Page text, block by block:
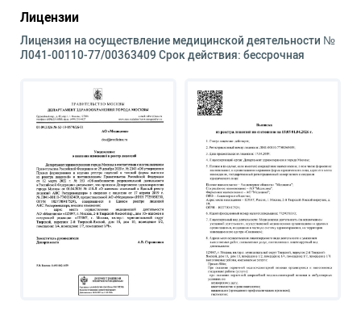
Лицензии
Лицензия на осуществление медицинской деятельности №
Л041-00110-77/00363409 Срок действия: бессрочная